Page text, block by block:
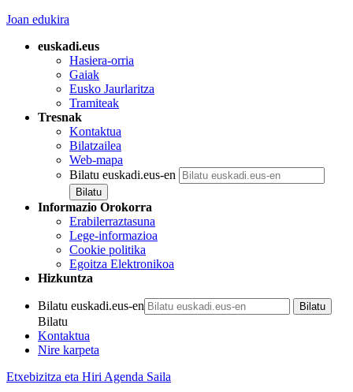
Joan edukira
euskadi.eus
Hasiera-orria
Gaiak
Eusko Jaurlaritza
Tramiteak
Tresnak
Kontaktua
Bilatzailea
Web-mapa
Bilatu euskadi.eus-en
Informazio Orokorra
Erabilerraztasuna
Lege-informazioa
Cookie politika
Egoitza Elektronikoa
Hizkuntza
Bilatu euskadi.eus-en
Bilatu
Kontaktua
Nire karpeta
Etxebizitza eta Hiri Agenda Saila